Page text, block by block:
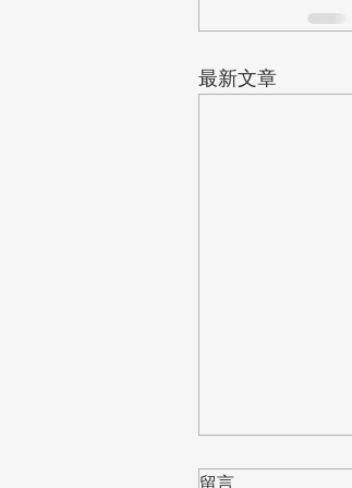
最新文章
留言